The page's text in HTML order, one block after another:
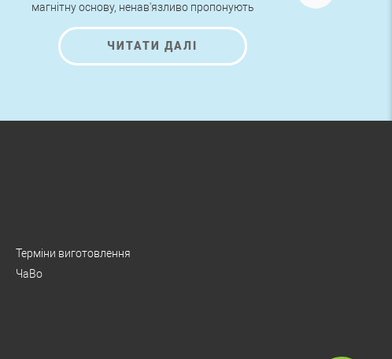
магнітну основу, ненав'язливо пропонують
та помилуватися гарними малюнками.
ЧИТАТИ ДАЛІ
Терміни виготовлення
ЧаВо